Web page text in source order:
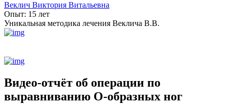
Веклич Виктория Витальевна
Опыт: 15 лет
Уникальная методика лечения Веклича В.В.
Видео-отчёт об операции по
выравниванию О-образных ног